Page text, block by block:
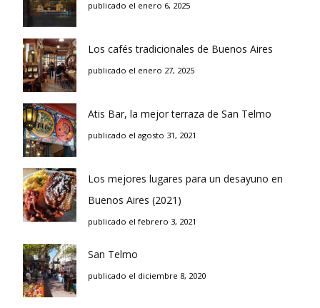
publicado el enero 6, 2025
Los cafés tradicionales de Buenos Aires
publicado el enero 27, 2025
Atis Bar, la mejor terraza de San Telmo
publicado el agosto 31, 2021
Los mejores lugares para un desayuno en
Buenos Aires (2021)
publicado el febrero 3, 2021
San Telmo
publicado el diciembre 8, 2020